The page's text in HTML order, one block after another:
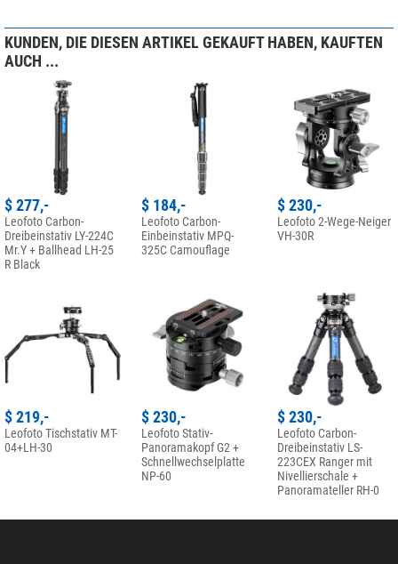
KUNDEN, DIE DIESEN ARTIKEL GEKAUFT HABEN, KAUFTEN
AUCH ...
$ 277,-
Leofoto Carbon-
Dreibeinstativ LY-224C
Mr.Y + Ballhead LH-25
R Black
$ 184,-
Leofoto Carbon-
Einbeinstativ MPQ-
325C Camouflage
$ 230,-
Leofoto 2-Wege-Neiger
VH-30R
$ 219,-
Leofoto Tischstativ MT-
04+LH-30
$ 230,-
Leofoto Stativ-
Panoramakopf G2 +
Schnellwechselplatte
NP-60
$ 230,-
Leofoto Carbon-
Dreibeinstativ LS-
223CEX Ranger mit
Nivellierschale +
Panoramateller RH-0